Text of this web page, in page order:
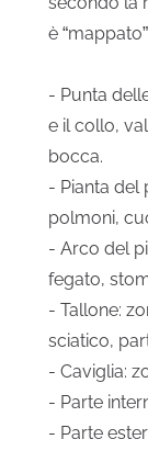
è
- Punta
e il collo,
bocca.
- Pianta del
polmoni,
- Arco del
fegato,
- Tallone:
sciatico,
- Caviglia:
- Parte
- Parte